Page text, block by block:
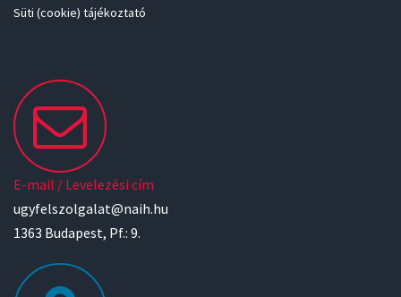
Süti (cookie) tájékoztató
E-mail / Levelezési cím
ugyfelszolgalat@naih.hu
1363 Budapest, Pf.: 9.